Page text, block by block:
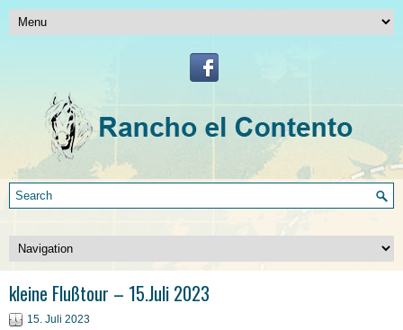
kleine Flußtour – 15.Juli 2023
15. Juli 2023